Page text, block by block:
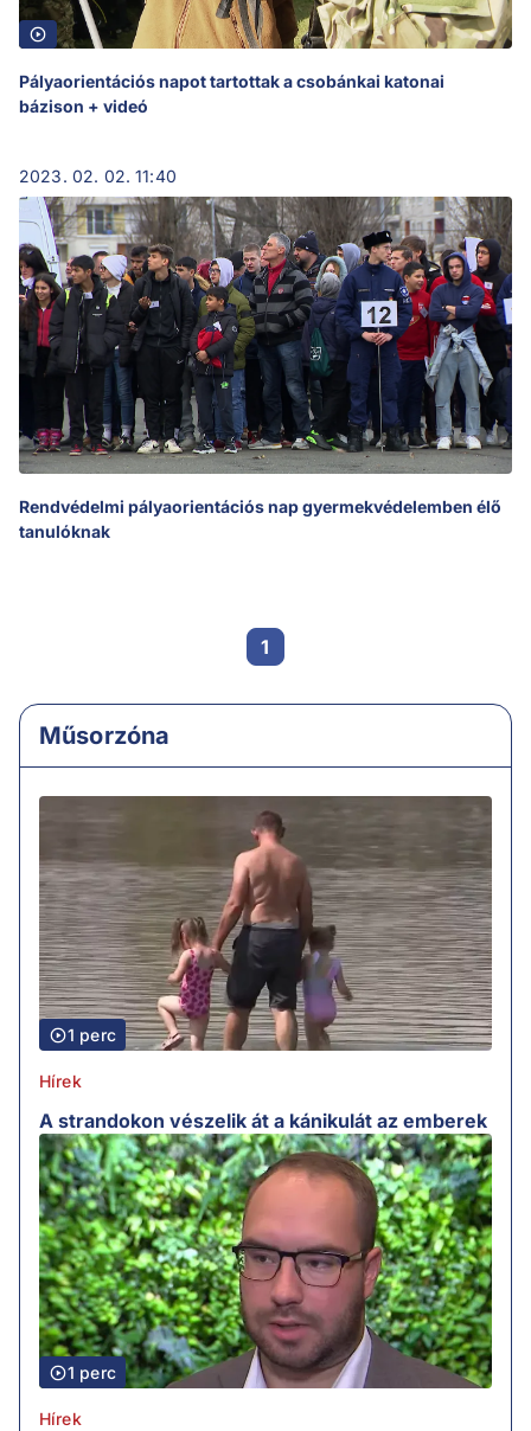
Pályaorientációs napot tartottak a csobánkai katonai
bázison + videó
2023. 02. 02. 11:40
Rendvédelmi pályaorientációs nap gyermekvédelemben élő
tanulóknak
1
Műsorzóna
1 perc
Hírek
A strandokon vészelik át a kánikulát az emberek
1 perc
Hírek